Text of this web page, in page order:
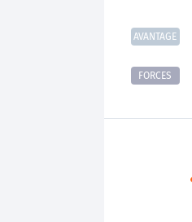
AVANTAGE
FORCES